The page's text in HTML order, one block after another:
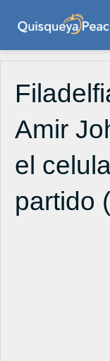
Amir
el
partido